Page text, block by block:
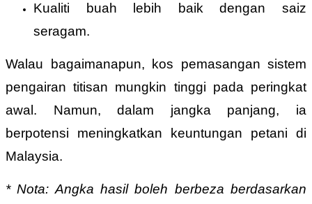
Kualiti buah lebih baik dengan saiz
seragam.
Walau bagaimanapun, kos pemasangan sistem
pengairan titisan mungkin tinggi pada peringkat
awal. Namun, dalam jangka panjang, ia
berpotensi meningkatkan keuntungan petani di
Malaysia.
* Nota: Angka hasil boleh berbeza berdasarkan